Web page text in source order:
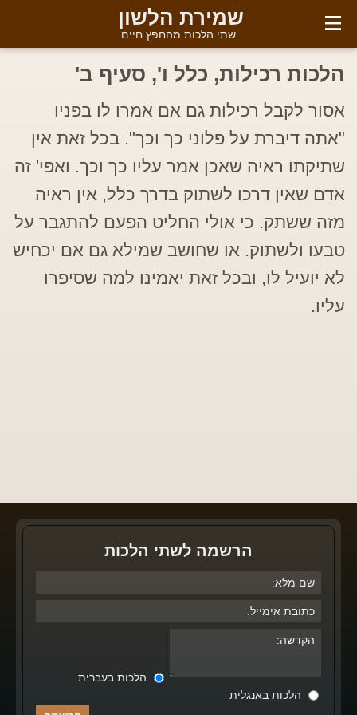
שמירת הלשון
שתי הלכות מהחפץ חיים
הלכות רכילות, כלל ו', סעיף ב'
אסור לקבל רכילות גם אם אמרו לו בפניו
"אתה דיברת על פלוני כך וכך". בכל זאת אין
שתיקתו ראיה שאכן אמר עליו כך וכך. ואפי' זה
אדם שאין דרכו לשתוק בדרך כלל, אין ראיה
מזה ששתק. כי אולי החליט הפעם להתגבר על
טבעו ולשתוק. או שחושב שמילא גם אם יכחיש
לא יועיל לו, ובכל זאת יאמינו למה שסיפרו
עליו.
הרשמה לשתי הלכות
הלכות בעברית
הלכות באנגלית